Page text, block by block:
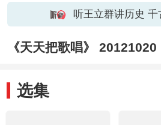
听王立群讲历史 千
《天天把歌唱》 20121020
选集